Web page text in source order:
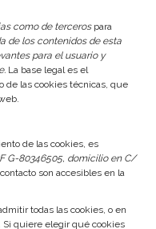
como de tercerospara
de los contenidos de esta
para el usuario y
La base legal es el
de las cookies técnicas, que
de las cookies, es
G-80346505, domicilio en C/
son accesibles en la
todas las cookies, o en
Si quiere elegir qué cookies
26/27
Centro